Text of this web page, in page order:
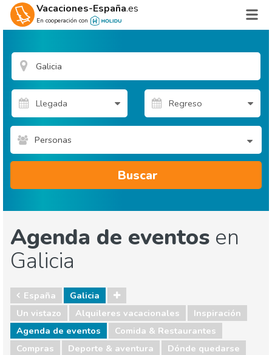
Vacaciones-España.es
En cooperación con
Personas
Buscar
Agenda de eventos en
Galicia
España
Galicia
Un vistazo
Alquileres vacacionales
Inspiración
Agenda de eventos
Comida & Restaurantes
Compras
Deporte & aventura
Dónde quedarse